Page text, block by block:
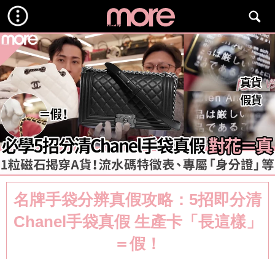
名牌手袋分辨真假攻略：5招即分清
Chanel手袋真假 生產卡「長這樣」
＝假！